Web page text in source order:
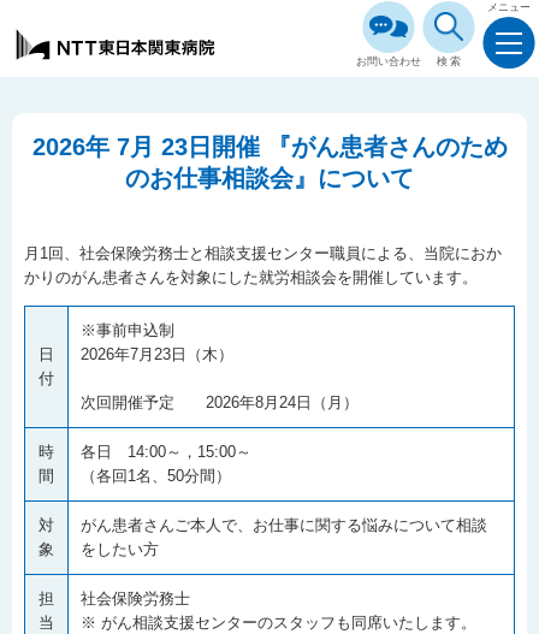
お問い合わせ 検索
メニュー
2026年 7月 23日開催 『がん患者さんのため
のお仕事相談会』について
月1回、社会保険労務士と相談支援センター職員による、当院におか
かりのがん患者さんを対象にした就労相談会を開催しています。
日
付
※事前申込制
2026年7月23日（木）
次回開催予定 2026年8月24日（月）
時
間
各日 14:00～，15:00～
（各回1名、50分間）
対
象
がん患者さんご本人で、お仕事に関する悩みについて相談
をしたい方
担
当
社会保険労務士
※ がん相談支援センターのスタッフも同席いたします。